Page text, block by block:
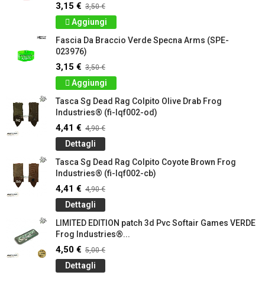
3,15 € 3,50 €
Aggiungi
Fascia Da Braccio Verde Specna Arms (SPE-
023976)
3,15 € 3,50 €
Aggiungi
Tasca Sg Dead Rag Colpito Olive Drab Frog
Industries® (fi-lqf002-od)
4,41 € 4,90 €
Dettagli
Tasca Sg Dead Rag Colpito Coyote Brown Frog
Industries® (fi-lqf002-cb)
4,41 € 4,90 €
Dettagli
LIMITED EDITION patch 3d Pvc Softair Games VERDE
Frog Industries®...
4,50 € 5,00 €
Dettagli